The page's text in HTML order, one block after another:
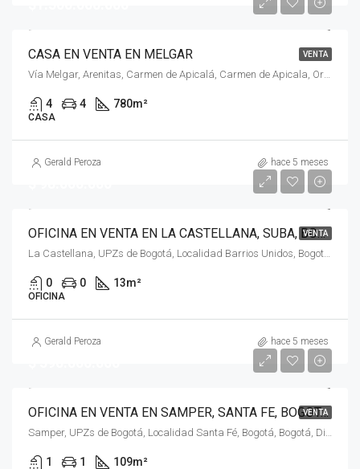
VENTA
CASA EN VENTA EN MELGAR
Vía Melgar, Arenitas, Carmen de Apicalá, Carmen de Apicala, Oriente, Tolima, RAP Eje Cafetero, Colombia
4 4 780m²
CASA
Gerald Peroza hace 5 meses
VENTA
OFICINA EN VENTA EN LA CASTELLANA, SUBA, BOGOTÁ, D.C. – (971)
La Castellana, UPZs de Bogotá, Localidad Barrios Unidos, Bogotá, Bogotá, Distrito Capital, RAP (Especial) Central, Colombia
0 0 13m²
OFICINA
Gerald Peroza hace 5 meses
VENTA
OFICINA EN VENTA EN SAMPER, SANTA FE, BOGOTÁ, D.C. – (974)
Samper, UPZs de Bogotá, Localidad Santa Fé, Bogotá, Bogotá, Distrito Capital, RAP (Especial) Central, Colombia
1 1 109m²